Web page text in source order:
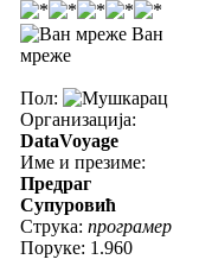
Ван
мреже
Пол:
Организација:
DataVoyage
Име и презиме:
Предраг
Супуровић
Струка: програмер
Поруке: 1.960